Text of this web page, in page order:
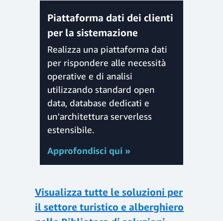
Piattaforma dati dei clienti
per la sistemazione
Realizza una piattaforma dati
per rispondere alle necessità
operative e di analisi
utilizzando standard open
data, database dedicati e
un'architettura serverless
estensibile.
Approfondisci qui »
Visualizza tutte le soluzioni per
il settore turistico e alberghiero